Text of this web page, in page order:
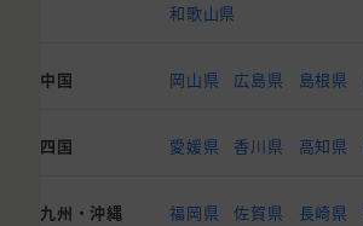
和歌山県
中国 岡山県 広島県 島根県
四国 愛媛県 香川県 高知県
九州・沖縄 福岡県 佐賀県 長崎県